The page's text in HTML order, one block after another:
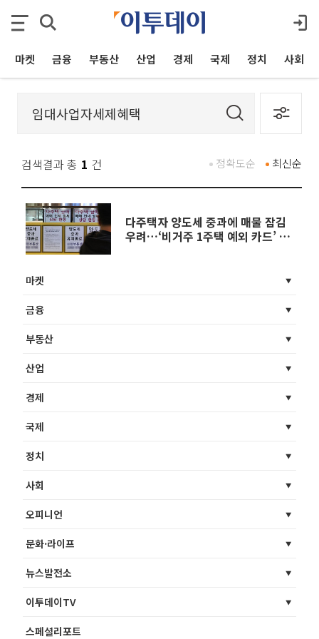
마켓 금융 부동산 산업 경제 국제 정치 사회
검색결과 총 1 건 최신순
정확도순
다주택자 양도세 중과에 매물 잠김
우려…‘비거주 1주택 예외 카드’ 먹
마켓
금융
부동산
산업
경제
국제
정치
사회
오피니언
문화·라이프
뉴스발전소
이투데이TV
스페셜리포트